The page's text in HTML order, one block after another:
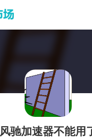
风驰加速器不能用